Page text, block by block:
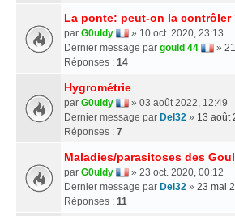
La ponte: peut-on la contrôler
par G0uldy
» 10 oct. 2020, 23:13
Dernier message par gould 44 »
Réponses : 14
Hygrométrie
par G0uldy
» 03 août 2022, 12:49
Dernier message par Del32 » 13 août
Réponses : 7
Maladies/parasitoses des
par G0uldy
» 23 oct. 2020, 00:12
Dernier message par Del32 » 23 mai
Réponses : 11